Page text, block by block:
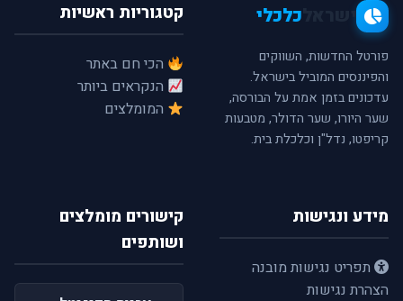
כלכלי
פורטל החדשות, השווקים
והפיננסים המוביל בישראל.
עדכונים בזמן אמת על הבורסה,
שער היורו, שער הדולר, מטבעות
קריפטו, נדל"ן וכלכלת בית.
קטגוריות ראשיות
הכי חם באתר
הנקראים ביותר
המומלצים
מידע ונגישות
תפריט נגישות מובנה
הצהרת נגישות
קישורים מומלצים
ושותפים